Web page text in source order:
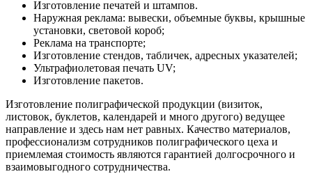
Изготовление печатей и штампов.
Наружная реклама: вывески, объемные буквы, крышные
установки, световой короб;
Реклама на транспорте;
Изготовление стендов, табличек, адресных указателей;
Ультрафиолетовая печать UV;
Изготовление пакетов.
Изготовление полиграфической продукции (визиток,
листовок, буклетов, календарей и много другого) ведущее
направление и здесь нам нет равных. Качество материалов,
профессионализм сотрудников полиграфического цеха и
приемлемая стоимость являются гарантией долгосрочного и
взаимовыгодного сотрудничества.